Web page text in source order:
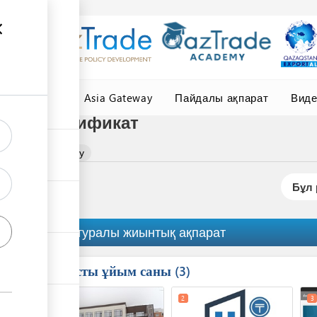
Central Asia Gateway Пайдалы ақпарат
сертификат
сертификат алу
Бұл
Рәсім туралы жиынтық ақпарат
Қатысты ұйым саны 3
2 3